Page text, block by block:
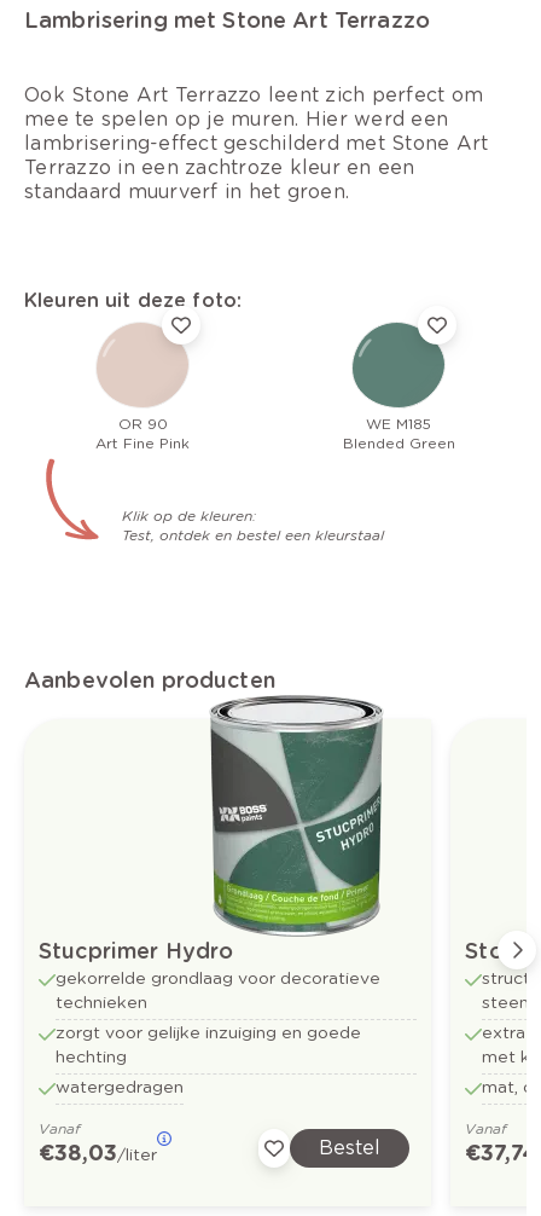
Lambrisering met Stone Art Terrazzo
Ook Stone Art Terrazzo leent zich perfect om
mee te spelen op je muren. Hier werd een
lambrisering-effect geschilderd met Stone Art
Terrazzo in een zachtroze kleur en een
standaard muurverf in het groen.
Kleuren uit deze foto:
OR 90
Art Fine Pink
WE M185
Blended Green
Klik op de kleuren:
Test, ontdek en bestel een kleurstaal
Aanbevolen producten
Stucprimer Hydro
gekorrelde grondlaag voor decoratieve
technieken
zorgt voor gelijke inzuiging en goede
hechting
watergedragen
Vanaf
€ 38,03/liter Bestel
Stone
extra
met
mat,
Vanaf
€ 37,74